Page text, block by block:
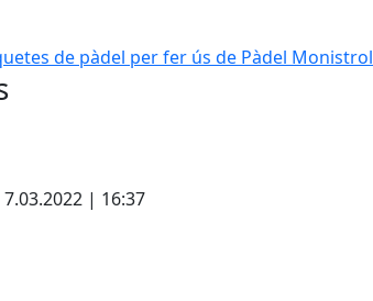
de pàdel per fer ús de Pàdel Monistrol
| 16:37